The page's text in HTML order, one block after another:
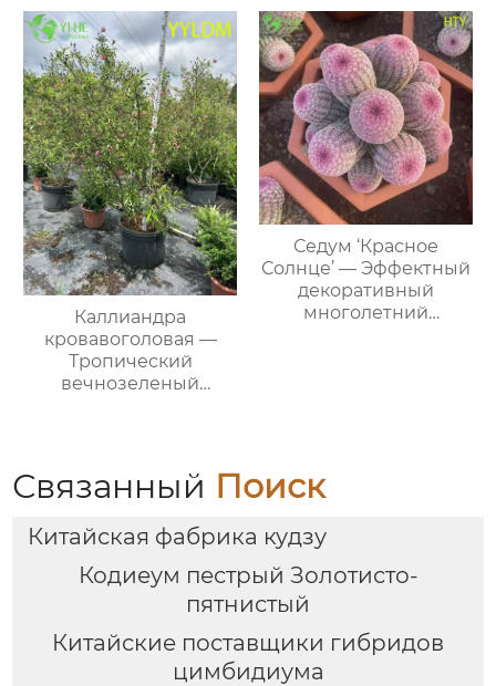
Каллиандра
кровавоголовая —
Тропический
вечнозеленый
Седум ‘Красное
Солнце’ — Эффектный
декоративный
многолетний
Связанный Поиск
Китайская фабрика кудзу
Кодиеум пестрый Золотисто-
пятнистый
Китайские поставщики гибридов
цимбидиума